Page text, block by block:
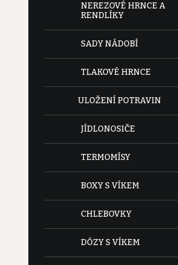
NEREZOVÉ HRNCE A
RENDLÍKY
SADY NÁDOBÍ
TLAKOVÉ HRNCE
ULOŽENÍ POTRAVIN
JÍDLONOSIČE
TERMOMÍSY
BOXY S VÍKEM
CHLEBOVKY
DÓZY S VÍKEM